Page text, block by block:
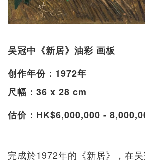
吴冠中《新居》油彩 画板
创作年份：1972年
尺幅：36 x 28 cm
估价：HK$6,000,000 -
完成於1972年的《新居》，在